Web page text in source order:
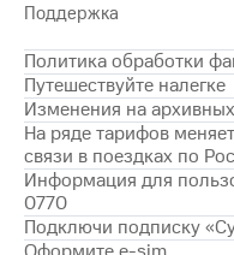
на
eSIM
Для дома
Выберите
и подключите
ТВ
с выгодным
тарифом
кабинет
интернета
и
ТВ
Личный
кабинет
спутникового
ТВ
приложение
Поддержка
Политика обработки
Путешествуйте налегке
Изменения на
На ряде тарифов
связи в поездках по
Информация для
0770
Подключи подписку